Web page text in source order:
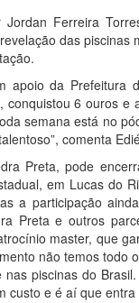
Jordan Ferreira
das
apoio da Prefeitura
conquistou 6 ouros e
semana está no
comenta
Preta, pode
em Lucas do
a participação
Preta e outros
master, que
não temos todo
piscinas do
custo e é aí que